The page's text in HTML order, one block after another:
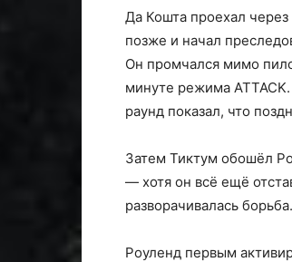
Да Кошта проехал через
позже и начал
Он промчался мимо
минуте режима
раунд показал, что
Затем Тиктум обошёл
— хотя он всё ещё
разворачивалась борьба.
Роуленд первым